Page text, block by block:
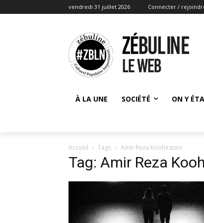
vendredi 31 juillet 2026 Connecter /
À LA UNE SOCIÉTÉ ON Y
Accueil Tags Amir Reza Koohestani
Tag: Amir Reza